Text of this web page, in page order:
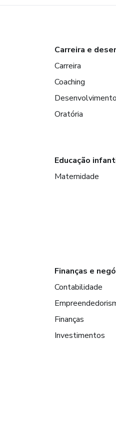
Carreira e
Carreira
Coaching
Oratória
Educação
Maternidade
Finanças e
Contabilidade
Finanças
Investimentos